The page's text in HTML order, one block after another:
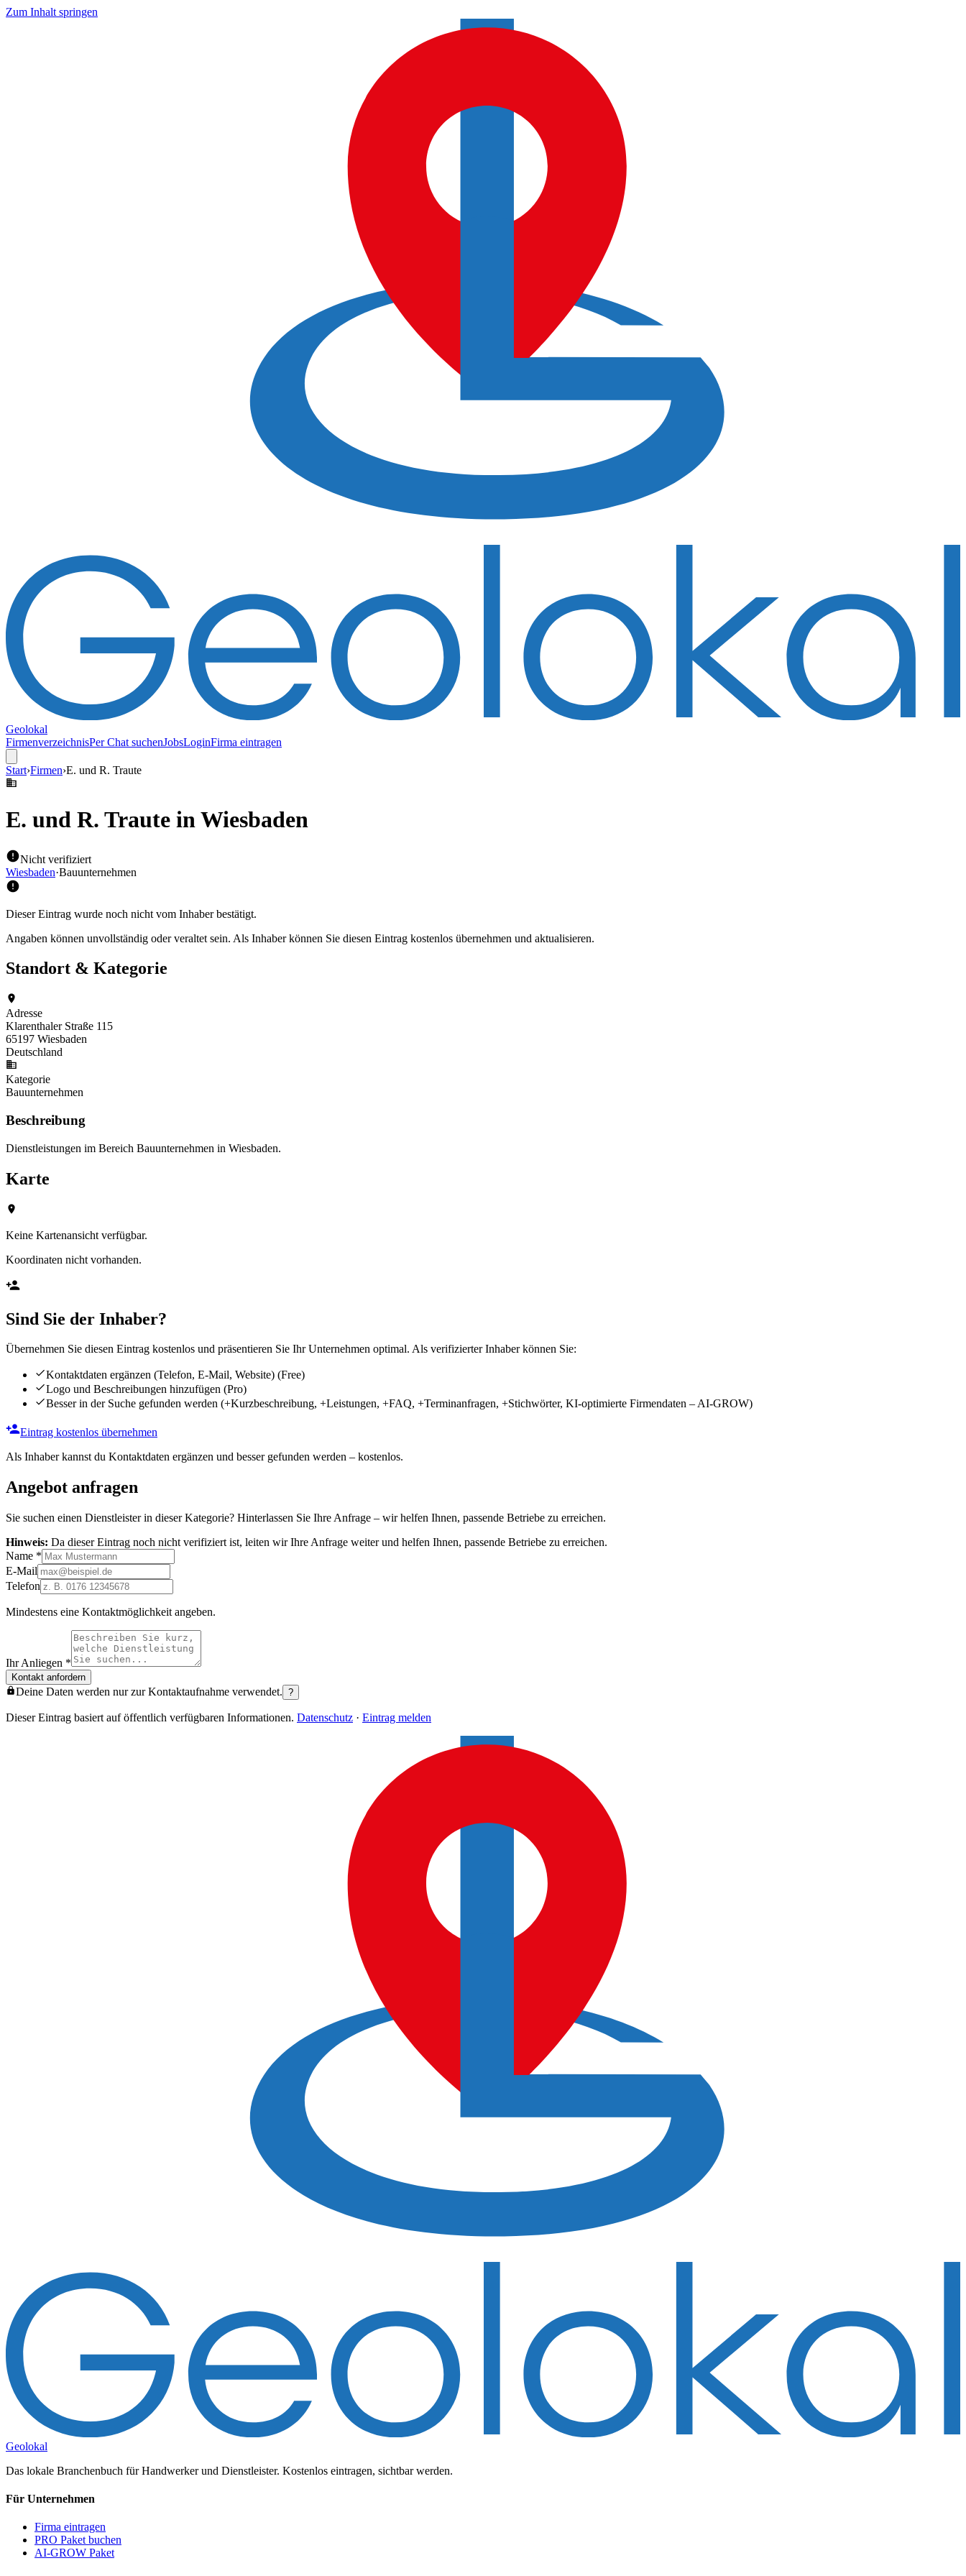
Zum Inhalt springen
Geolokal
FirmenverzeichnisPer Chat suchenJobsLoginFirma eintragen
Start›Firmen›E. und R. Traute
E. und R. Traute in Wiesbaden
Nicht verifiziert
Wiesbaden·Bauunternehmen
Dieser Eintrag wurde noch nicht vom Inhaber bestätigt.
Angaben können unvollständig oder veraltet sein. Als Inhaber können Sie diesen Eintrag kostenlos übernehmen und aktualisieren.
Standort & Kategorie
Adresse
Klarenthaler Straße 115
65197 Wiesbaden
Deutschland
Kategorie
Bauunternehmen
Beschreibung
Dienstleistungen im Bereich Bauunternehmen in Wiesbaden.
Karte
Keine Kartenansicht verfügbar.
Koordinaten nicht vorhanden.
Sind Sie der Inhaber?
Übernehmen Sie diesen Eintrag kostenlos und präsentieren Sie Ihr Unternehmen optimal. Als verifizierter Inhaber können Sie:
Kontaktdaten ergänzen (Telefon, E-Mail, Website) (Free)
Logo und Beschreibungen hinzufügen (Pro)
Besser in der Suche gefunden werden (+Kurzbeschreibung, +Leistungen, +FAQ, +Terminanfragen, +Stichwörter, KI-optimierte Firmendaten – AI-GROW)
Eintrag kostenlos übernehmen
Als Inhaber kannst du Kontaktdaten ergänzen und besser gefunden werden – kostenlos.
Angebot anfragen
Sie suchen einen Dienstleister in dieser Kategorie? Hinterlassen Sie Ihre Anfrage – wir helfen Ihnen, passende Betriebe zu erreichen.
Hinweis: Da dieser Eintrag noch nicht verifiziert ist, leiten wir Ihre Anfrage weiter und helfen Ihnen, passende Betriebe zu erreichen.
Name *
E-Mail
Telefon
Mindestens eine Kontaktmöglichkeit angeben.
Ihr Anliegen *
Kontakt anfordern
Deine Daten werden nur zur Kontaktaufnahme verwendet. ?
Dieser Eintrag basiert auf öffentlich verfügbaren Informationen. Datenschutz · Eintrag melden
Geolokal
Das lokale Branchenbuch für Handwerker und Dienstleister. Kostenlos eintragen, sichtbar werden.
Für Unternehmen
Firma eintragen
PRO Paket buchen
AI-GROW Paket